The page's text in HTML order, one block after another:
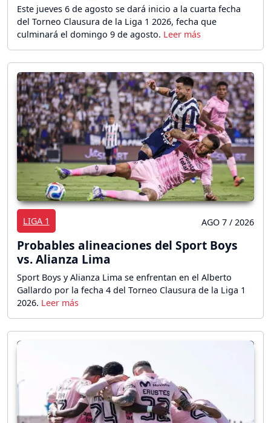
Este jueves 6 de agosto se dará inicio a la cuarta fecha
del Torneo Clausura de la Liga 1 2026, fecha que
culminará el domingo 9 de agosto.
LIGA 1 AGO 7 / 2026
Probables alineaciones del Sport Boys
vs. Alianza Lima
Sport Boys y Alianza Lima se enfrentan en el Alberto
Gallardo por la fecha 4 del Torneo Clausura de la Liga 1
2026.